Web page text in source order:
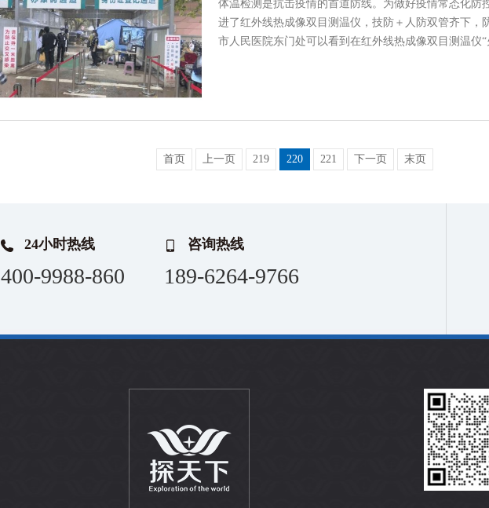
体温检测是抗击疫情的首道防线。为做好疫情常态化防
进了红外线热成像双目测温仪，技防＋人防双管齐下，
市人民医院东门处可以看到在红外线热成像双目测温仪“
首页 上一页 219 220 221 下一页 末页
24小时热线
400-9988-860
咨询热线
189-6264-9766